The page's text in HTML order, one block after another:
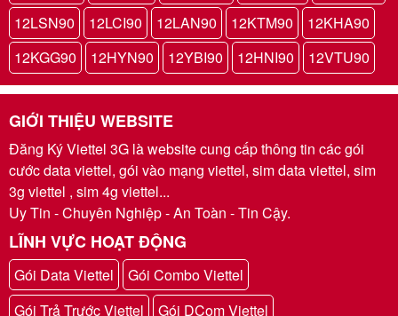
12LSN90
12LCI90 12LAN90 12KTM90
12KHA90
12KGG90
12HYN90 12YBI90 12HNI90 12VTU90
GIỚI THIỆU WEBSITE
Đăng Ký Viettel 3G là website cung cấp thông tin các gói
cước data viettel, gói vào mạng viettel, sim data viettel, sim
3g viettel , sim 4g viettel...
Uy Tin - Chuyên Nghiệp - An Toàn - Tin Cậy.
LĨNH VỰC HOẠT ĐỘNG
Gói Data Viettel
Gói Combo Viettel
Gói Trả Trước Viettel
Gói DCom Viettel